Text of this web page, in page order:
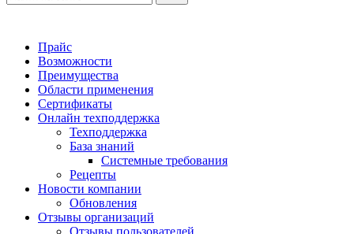
Прайс
Возможности
Преимущества
Области применения
Сертификаты
Онлайн техподдержка
Техподдержка
База знаний
Системные требования
Рецепты
Новости компании
Обновления
Отзывы организаций
Отзывы пользователей